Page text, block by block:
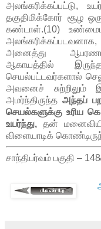
அலங்கரிக்கப்பட்டு,
தகுதிமிக்கோர் சூழ
கண்டாள்.(10)
அனைத்து
ஆகாயத்தில்
செயல்பட்டவர்களால்
அவனைச் சுற்றிலும்
அமர்ந்திருந்த அந்தப்
செயல்களுக்கு உரிய
உயர்ந்து,தன்
விளையாடிக்
சாந்திபர்வம் பகுதி –